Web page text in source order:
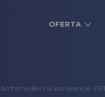
OFERTA
Archimedes na konwencie